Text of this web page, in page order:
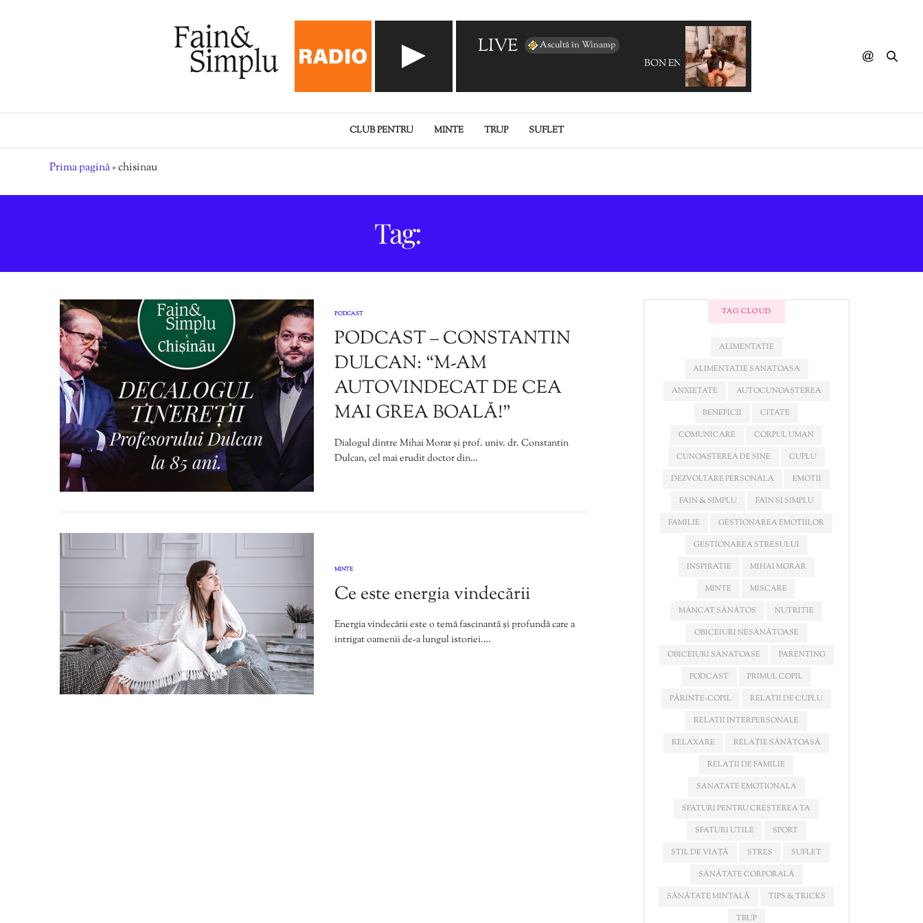
LIVE Ascultă în Winamp
BON ENTENDEUR - Valparaiso (BOBBIE)
CLUB PENTRU MINTE TRUP SUFLET
Prima pagină»chisinau
Tag:
PODCAST
PODCAST – CONSTANTIN
DULCAN: “M-AM
AUTOVINDECAT DE CEA
MAI GREA BOALĂ!”
Dialogul dintre Mihai Morar și prof. univ. dr. Constantin
Dulcan, cel mai erudit doctor din…
MINTE
Ce este energia vindecării
Energia vindecării este o temă fascinantă și profundă care a
intrigat oamenii de-a lungul istoriei.…
TAG CLOUD
ALIMENTATIE
ALIMENTATIE SANATOASA
ANXIETATE
AUTOCUNOAȘTEREA
BENEFICII
CITATE
COMUNICARE
CORPUL UMAN
CUNOAȘTEREA DE SINE
CUPLU
DEZVOLTARE PERSONALA
EMOTII
FAIN & SIMPLU
FAIN SI SIMPLU
FAMILIE
GESTIONAREA EMOTIILOR
GESTIONAREA STRESULUI
INSPIRATIE
MIHAI MORAR
MINTE
MISCARE
MÂNCAT SĂNĂTOS
NUTRITIE
OBICEIURI NESĂNĂTOASE
OBICEIURI SANATOASE
PARENTING
PODCAST
PRIMUL COPIL
PĂRINTE-COPIL
RELATII DE CUPLU
RELATII INTERPERSONALE
RELAXARE
RELAȚIE SĂNĂTOASĂ
RELAȚII DE FAMILIE
SANATATE EMOTIONALA
SFATURI PENTRU CREȘTEREA TA
SFATURI UTILE
SPORT
STIL DE VIAȚĂ
STRES
SUFLET
SĂNĂTATE CORPORALĂ
SĂNĂTATE MINTALĂ
TIPS & TRICKS
TRUP